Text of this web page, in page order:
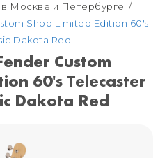
44
65
36с15,
49
35
в Москве и Петербурге
Shop Limited Edition 60's
Dakota Red
Custom
60's Telecaster
Dakota Red